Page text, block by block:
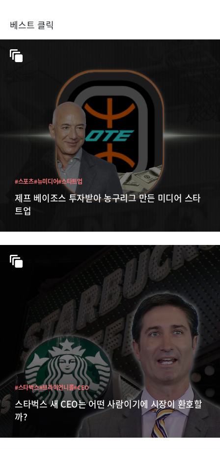
베스트 클릭
제프 베이조스 투자받아 농구리그 만든 미디어 스타
트업
#스포츠#뉴미디어#스타트업
스타벅스 새 CEO는 어떤 사람이기에 시장이 환호할
까?
#스타벅스#브라이언니콜#CEO